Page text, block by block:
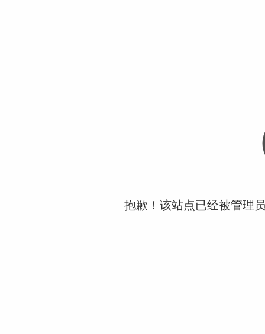
抱歉！该站点已经被管理